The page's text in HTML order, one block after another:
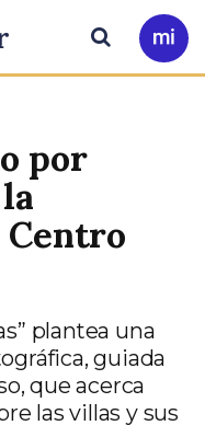
Ir
a
Buscar
por
plantea una
guiada
que acerca
las villas y sus